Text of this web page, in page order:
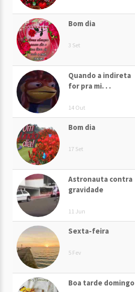
Bom dia
3 Set
Quando a indireta
for pra mi. . .
14 Out
Bom dia
17 Set
Astronauta contra
gravidade
11 Jun
Sexta-feira
5 Fev
Boa tarde domingo